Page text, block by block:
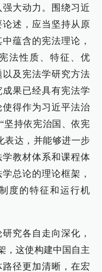
大动力。围绕习近
述，应当坚持从原
蕴含的宪法理论，
法性质、特征、优
及宪法学研究方法
果已经具有宪法学
得作为习近平法治
坚持依宪治国、依宪
表达，并能够进一步
教材体系和课程体
总论的理论框架，
度的特征和运行机
究各自走向深化，
，这使构建中国自主
径更加清晰，在宏